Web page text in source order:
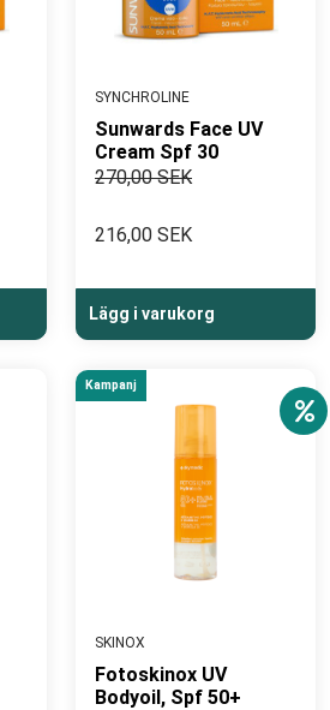
SYNCHROLINE
Sunwards Face UV
Cream Spf 30
270,00 SEK
216,00 SEK
Lägg i varukorg
Kampanj
SKINOX
Fotoskinox UV
Bodyoil, Spf 50+